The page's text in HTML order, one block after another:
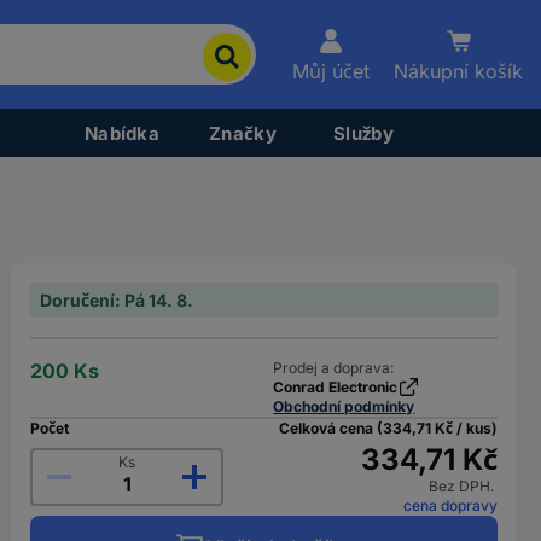
Můj účet Nákupní košík
Nabídka Značky Služby
Doručení: Pá 14. 8.
200 Ks
Prodej a doprava:
Conrad Electronic
Obchodní podmínky
Počet
Ks
Celková cena (334,71 Kč / kus)
334,71 Kč
Bez DPH.
cena dopravy